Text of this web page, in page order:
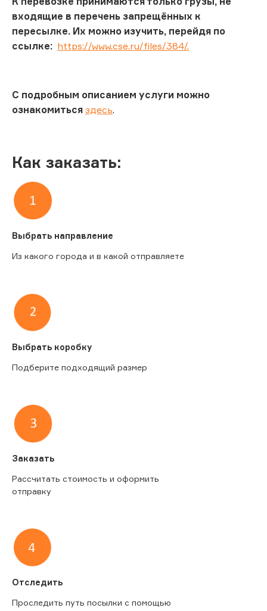
входящие в перечень запрещённых к
пересылке. Их можно изучить, перейдя по
ссылке: https://www.cse.ru/files/384/.
С подробным описанием услуги можно
ознакомиться здесь.
Как заказать:
Выбрать направление
Из какого города и в какой отправляете
Выбрать коробку
Подберите подходящий размер
Заказать
Рассчитать стоимость и оформить
отправку
Отследить
Проследить путь посылки с помощью